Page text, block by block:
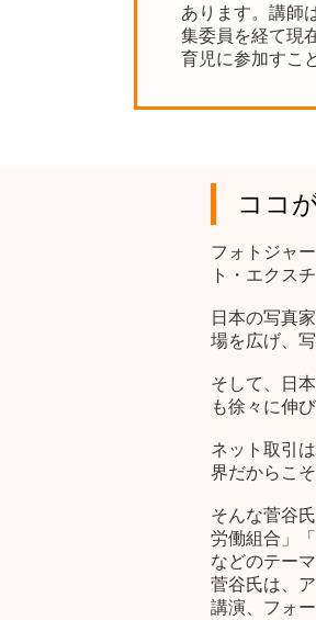
あります。講師
集委員を経て現
育児に参加すこ
ココ
フォトジャ
ト・エクス
日本の写真
場を広げ、
そして、日
も徐々に伸
ネット取引
界だからこ
そんな菅谷
労働組合」
などのテー
菅谷氏は、
講演、フォ